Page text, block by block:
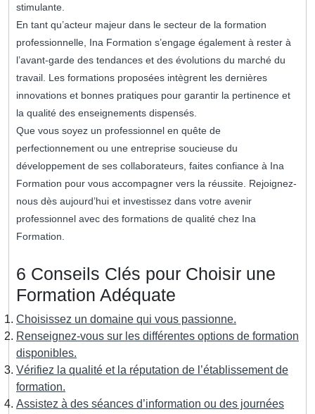
stimulante.
En tant qu’acteur majeur dans le secteur de la formation
professionnelle, Ina Formation s’engage également à rester à
l’avant-garde des tendances et des évolutions du marché du
travail. Les formations proposées intègrent les dernières
innovations et bonnes pratiques pour garantir la pertinence et
la qualité des enseignements dispensés.
Que vous soyez un professionnel en quête de
perfectionnement ou une entreprise soucieuse du
développement de ses collaborateurs, faites confiance à Ina
Formation pour vous accompagner vers la réussite. Rejoignez-
nous dès aujourd’hui et investissez dans votre avenir
professionnel avec des formations de qualité chez Ina
Formation.
6 Conseils Clés pour Choisir une
Formation Adéquate
Choisissez un domaine qui vous passionne.
Renseignez-vous sur les différentes options de formation
disponibles.
Vérifiez la qualité et la réputation de l’établissement de
formation.
Assistez à des séances d’information ou des journées